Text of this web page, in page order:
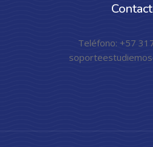
Teléfono: +57